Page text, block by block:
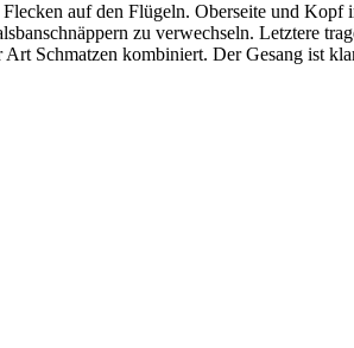
auf den Flügeln. Oberseite und
zu verwechseln. Letztere
Schmatzen kombiniert. Der Gesang ist